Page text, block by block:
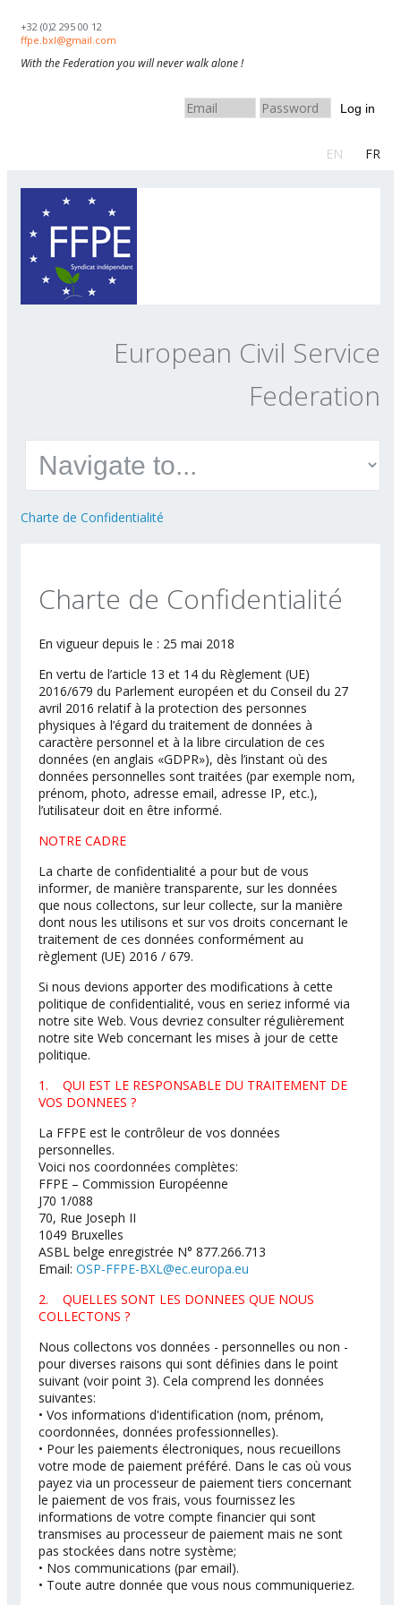
+32 (0)2 295 00 12
ffpe.bxl@gmail.com
With the Federation you will never walk alone !
Log in
EN FR
European Civil Service
Federation
Charte de Confidentialité
Charte de Confidentialité
En vigueur depuis le : 25 mai 2018
En vertu de l’article 13 et 14 du Règlement (UE)
2016/679 du Parlement européen et du Conseil du 27
avril 2016 relatif à la protection des personnes
physiques à l’égard du traitement de données à
caractère personnel et à la libre circulation de ces
données (en anglais «GDPR»), dès l’instant où des
données personnelles sont traitées (par exemple nom,
prénom, photo, adresse email, adresse IP, etc.),
l’utilisateur doit en être informé.
NOTRE CADRE
La charte de confidentialité a pour but de vous
informer, de manière transparente, sur les données
que nous collectons, sur leur collecte, sur la manière
dont nous les utilisons et sur vos droits concernant le
traitement de ces données conformément au
règlement (UE) 2016 / 679.
Si nous devions apporter des modifications à cette
politique de confidentialité, vous en seriez informé via
notre site Web. Vous devriez consulter régulièrement
notre site Web concernant les mises à jour de cette
politique.
1. QUI EST LE RESPONSABLE DU TRAITEMENT DE
VOS DONNEES ?
La FFPE est le contrôleur de vos données
personnelles.
Voici nos coordonnées complètes:
FFPE – Commission Européenne
J70 1/088
70, Rue Joseph II
1049 Bruxelles
ASBL belge enregistrée N° 877.266.713
Email: OSP-FFPE-BXL@ec.europa.eu
2. QUELLES SONT LES DONNEES QUE NOUS
COLLECTONS ?
Nous collectons vos données - personnelles ou non -
pour diverses raisons qui sont définies dans le point
suivant (voir point 3). Cela comprend les données
suivantes:
• Vos informations d'identification (nom, prénom,
coordonnées, données professionnelles).
• Pour les paiements électroniques, nous recueillons
votre mode de paiement préféré. Dans le cas où vous
payez via un processeur de paiement tiers concernant
le paiement de vos frais, vous fournissez les
informations de votre compte financier qui sont
transmises au processeur de paiement mais ne sont
pas stockées dans notre système;
• Nos communications (par email).
• Toute autre donnée que vous nous communiqueriez.